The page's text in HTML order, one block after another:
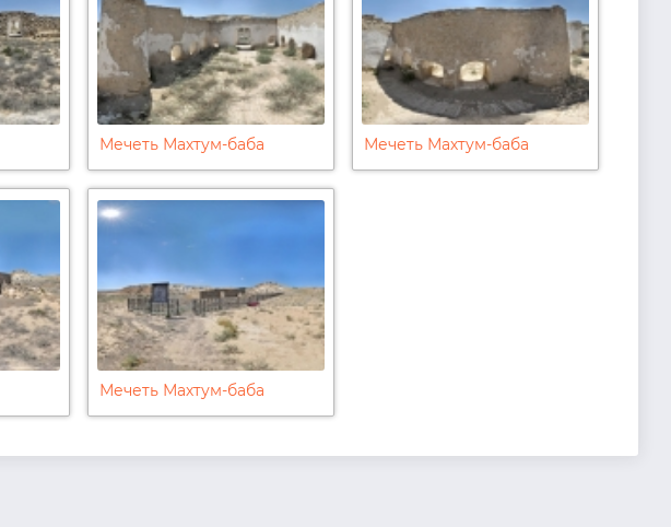
Мечеть Махтум-баба Мечеть Махтум-баба
Мечеть Махтум-баба